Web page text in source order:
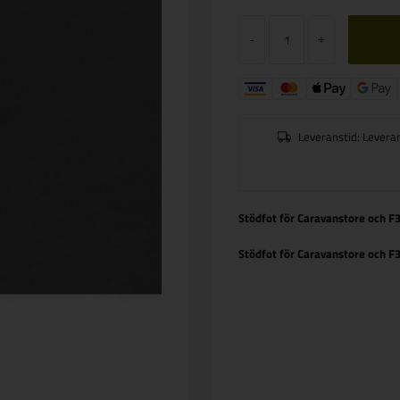
- +
Leveranstid:
Stödfot för Caravanstore och
Stödfot för Caravanstore och